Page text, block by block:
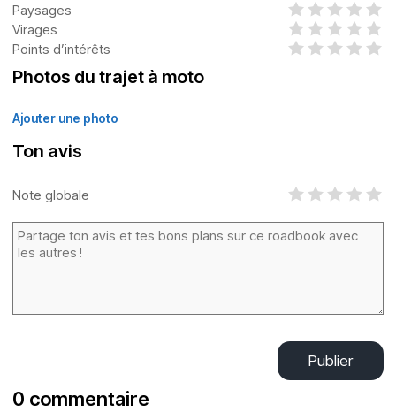
Paysages
Virages
Points d’intérêts
Photos du trajet à moto
Ajouter une photo
Ton avis
Note globale
Publier
0 commentaire